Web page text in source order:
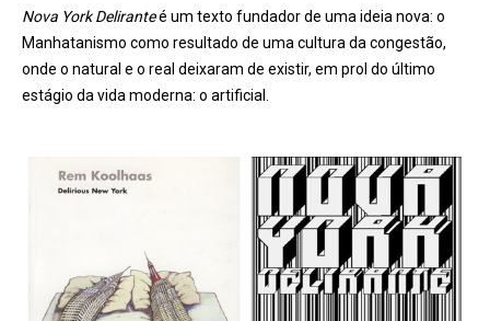
Nova York Deliranteé um texto fundador de uma ideia nova: o
Manhatanismo como resultado de uma cultura da congestão,
onde o natural e o real deixaram de existir, em prol do último
estágio da vida moderna: o artificial.